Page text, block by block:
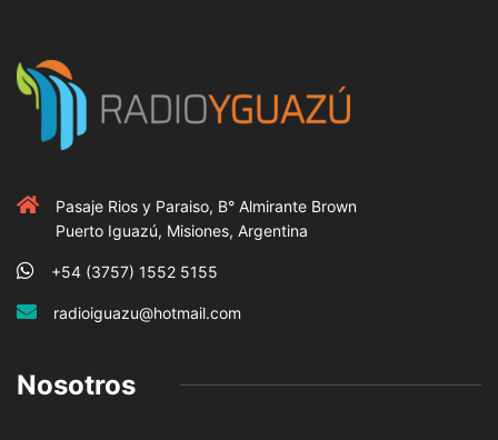
Pasaje Rios y Paraiso, B° Almirante Brown
Puerto Iguazú, Misiones, Argentina
+54 (3757) 1552 5155
radioiguazu@hotmail.com
Nosotros